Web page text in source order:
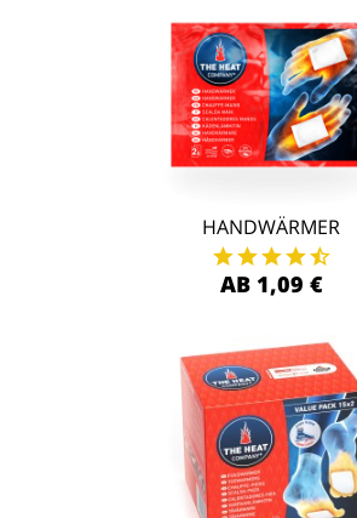
HANDWÄRMER
AB 1,09 €